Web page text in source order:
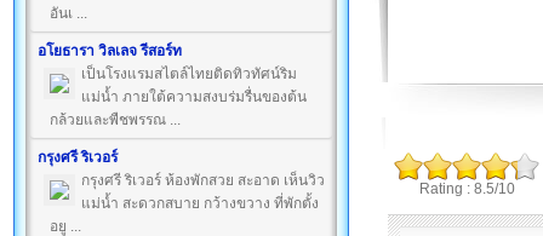
อันเ ...
อโยธารา วิลเลจ รีสอร์ท
เป็นโรงแรมสไตล์ไทยติดทิวทัศน์ริม
แม่น้ำ ภายใต้ความสงบร่มรื่นของต้น
กล้วยและพืชพรรณ ...
กรุงศรี ริเวอร์
กรุงศรี ริเวอร์ ห้องพักสวย สะอาด เห็นวิว
แม่น้ำ สะดวกสบาย กว้างขวาง ที่พักตั้ง
อยู ...
Rating : 8.5/10